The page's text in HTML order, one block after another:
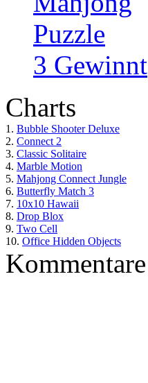
Puzzle
3 Gewinnt
Charts
1. Bubble Shooter Deluxe
2. Connect 2
3. Classic Solitaire
4. Marble Motion
5. Mahjong Connect Jungle
6. Butterfly Match 3
7. 10x10 Hawaii
8. Drop Blox
9. Two Cell
10. Office Hidden Objects
Kommentare